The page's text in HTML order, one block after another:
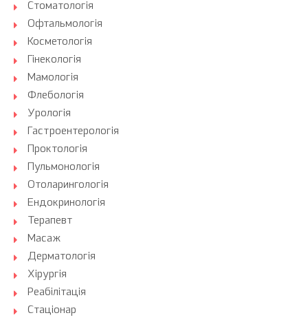
Стоматологія
Офтальмологія
Косметологія
Гінекологія
Мамологія
Флебологія
Урологія
Гастроентерологія
Проктологія
Пульмонологія
Отоларингологія
Ендокринологія
Терапевт
Масаж
Дерматологія
Хірургія
Реабілітація
Стаціонар